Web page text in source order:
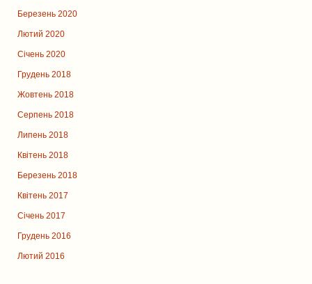
Березень 2020
Лютий 2020
Січень 2020
Грудень 2018
Жовтень 2018
Серпень 2018
Липень 2018
Квітень 2018
Березень 2018
Квітень 2017
Січень 2017
Грудень 2016
Лютий 2016